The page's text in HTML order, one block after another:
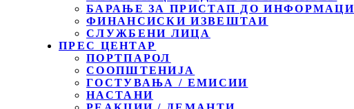
БАРАЊЕ ЗА ПРИСТАП ДО
ФИНАНСИСКИ ИЗВЕШТАИ
СЛУЖБЕНИ ЛИЦА
ПРЕС ЦЕНТАР
ПОРТПАРОЛ
СООПШТЕНИЈА
ГОСТУВАЊА / ЕМИСИИ
НАСТАНИ